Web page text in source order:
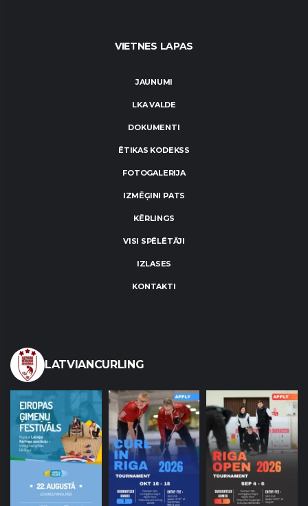
VIETNES LAPAS
JAUNUMI
LKA VALDE
DOKUMENTI
ĒTIKAS KODEKSS
FOTOGALERIJA
IZMĒĢINI PATS
KĒRLINGS
VISI SPĒLĒTĀJI
IZLASES
KONTAKTI
LATVIANCURLING